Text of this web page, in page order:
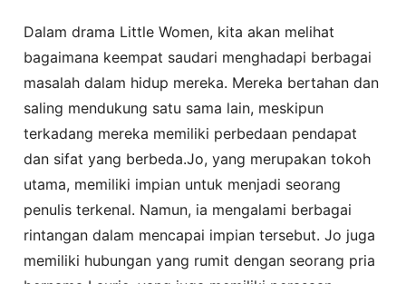
Dalam drama Little Women, kita akan melihat
bagaimana keempat saudari menghadapi berbagai
masalah dalam hidup mereka. Mereka bertahan dan
saling mendukung satu sama lain, meskipun
terkadang mereka memiliki perbedaan pendapat
dan sifat yang berbeda.Jo, yang merupakan tokoh
utama, memiliki impian untuk menjadi seorang
penulis terkenal. Namun, ia mengalami berbagai
rintangan dalam mencapai impian tersebut. Jo juga
memiliki hubungan yang rumit dengan seorang pria